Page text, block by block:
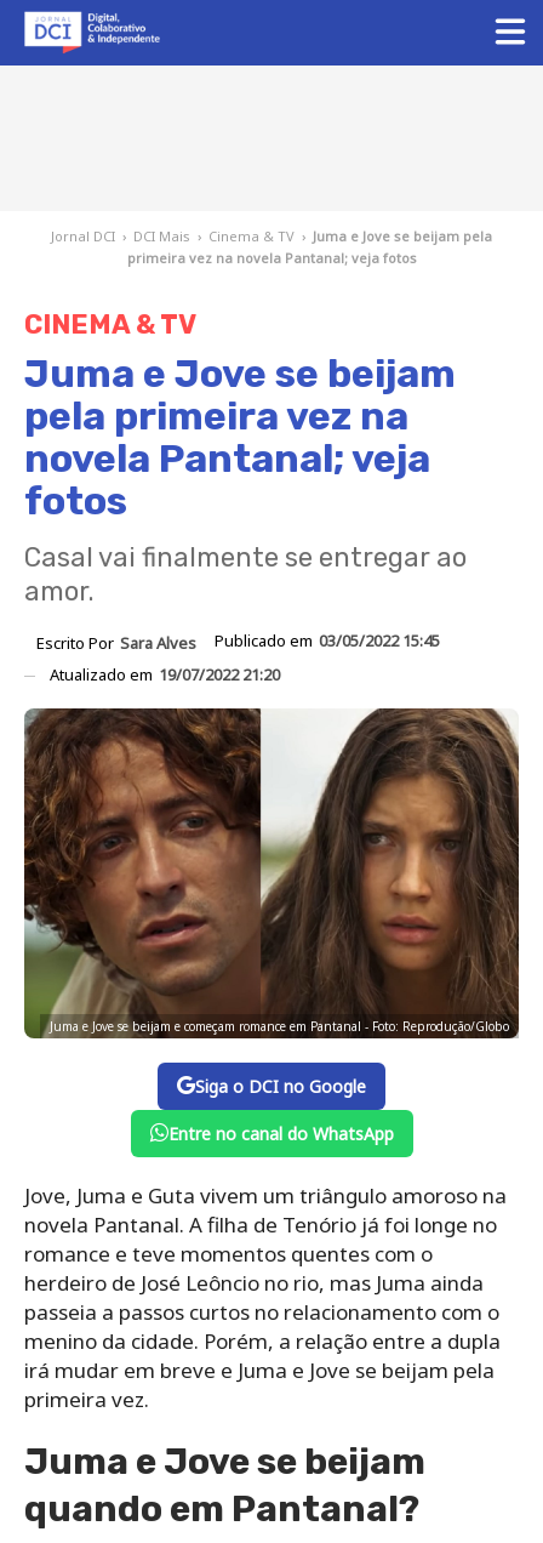
Jornal DCI › DCI Mais › Cinema & TV › Juma e Jove se beijam pela
primeira vez na novela Pantanal; veja fotos
CINEMA & TV
Juma e Jove se beijam
pela primeira vez na
novela Pantanal; veja
fotos
Casal vai finalmente se entregar ao
amor.
Escrito Por Sara Alves Publicado em 03/05/2022 15:45
Atualizado em 19/07/2022 21:20
Juma e Jove se beijam e começam romance em Pantanal - Foto: Reprodução/Globo
Siga o DCI no Google
Entre no canal do WhatsApp
Jove, Juma e Guta vivem um triângulo amoroso na
novela Pantanal. A filha de Tenório já foi longe no
romance e teve momentos quentes com o
herdeiro de José Leôncio no rio, mas Juma ainda
passeia a passos curtos no relacionamento com o
menino da cidade. Porém, a relação entre a dupla
irá mudar em breve e Juma e Jove se beijam pela
primeira vez.
Juma e Jove se beijam
quando em Pantanal?